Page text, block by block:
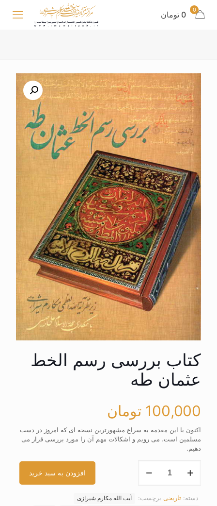
0 0 تومان
کتاب بررسی رسم الخط
عثمان طه
100,000 تومان
اکنون با این مقدمه به سراغ مشهورترین نسخه ای که امروز در دست
مسلمین است، می رویم و اشکالات مهم آن را مورد بررسی قرار می
دهیم.
بررسی
عثمان
افزودن به سبد خرید
دسته: تاریخی برچسب:
آیت الله مکارم شیرازی